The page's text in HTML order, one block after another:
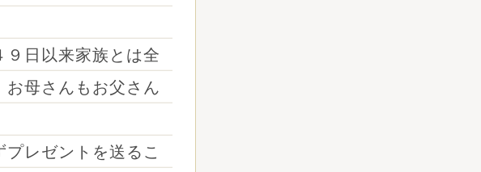
日以来家族とは全
母さんもお父さん
レゼントを送るこ